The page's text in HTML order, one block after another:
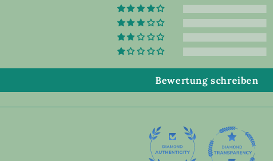
Bewertung schreiben